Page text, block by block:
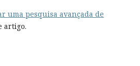
uma pesquisa avançada de
artigo.